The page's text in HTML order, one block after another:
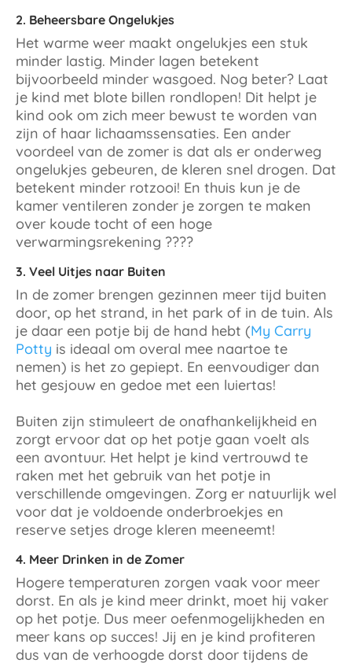
2. Beheersbare Ongelukjes
Het warme weer maakt ongelukjes een stuk
minder lastig. Minder lagen betekent
bijvoorbeeld minder wasgoed. Nog beter? Laat
je kind met blote billen rondlopen! Dit helpt je
kind ook om zich meer bewust te worden van
zijn of haar lichaamssensaties. Een ander
voordeel van de zomer is dat als er onderweg
ongelukjes gebeuren, de kleren snel drogen. Dat
betekent minder rotzooi! En thuis kun je de
kamer ventileren zonder je zorgen te maken
over koude tocht of een hoge
verwarmingsrekening ????
3. Veel Uitjes naar Buiten
In de zomer brengen gezinnen meer tijd buiten
door, op het strand, in het park of in de tuin. Als
je daar een potje bij de hand hebt (My Carry
Potty is ideaal om overal mee naartoe te
nemen) is het zo gepiept. En eenvoudiger dan
het gesjouw en gedoe met een luiertas!
Buiten zijn stimuleert de onafhankelijkheid en
zorgt ervoor dat op het potje gaan voelt als
een avontuur. Het helpt je kind vertrouwd te
raken met het gebruik van het potje in
verschillende omgevingen. Zorg er natuurlijk wel
voor dat je voldoende onderbroekjes en
reserve setjes droge kleren meeneemt!
4. Meer Drinken in de Zomer
Hogere temperaturen zorgen vaak voor meer
dorst. En als je kind meer drinkt, moet hij vaker
op het potje. Dus meer oefenmogelijkheden en
meer kans op succes! Jij en je kind profiteren
dus van de verhoogde dorst door tijdens de